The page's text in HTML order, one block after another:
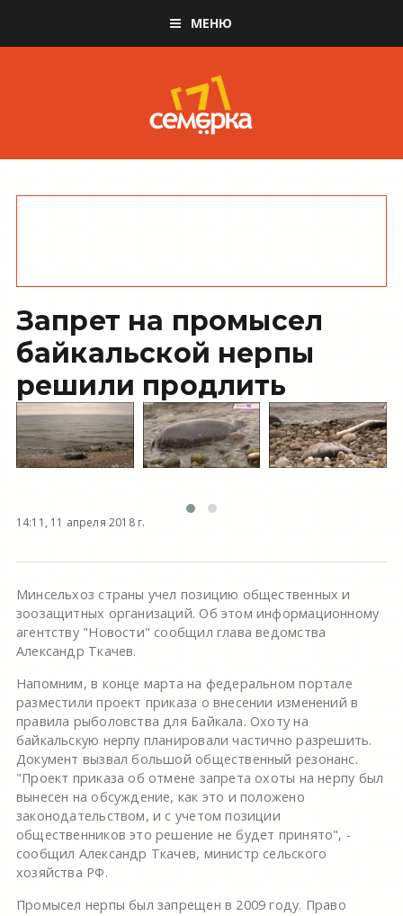
МЕНЮ
Запрет на промысел
байкальской нерпы
решили продлить
14:11, 11 апреля 2018 г.
Минсельхоз страны учел позицию общественных и
зоозащитных организаций. Об этом информационному
агентству "Новости" сообщил глава ведомства
Александр Ткачев.
Напомним, в конце марта на федеральном портале
разместили проект приказа о внесении изменений в
правила рыболовства для Байкала. Охоту на
байкальскую нерпу планировали частично разрешить.
Документ вызвал большой общественный резонанс.
"Проект приказа об отмене запрета охоты на нерпу был
вынесен на обсуждение, как это и положено
законодательством, и с учетом позиции
общественников это решение не будет принято", -
сообщил Александр Ткачев, министр сельского
хозяйства РФ.
Промысел нерпы был запрещен в 2009 году. Право